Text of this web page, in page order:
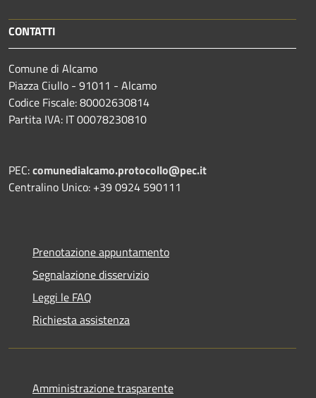
CONTATTI
Comune di Alcamo
Piazza Ciullo - 91011 - Alcamo
Codice Fiscale: 80002630814
Partita IVA: IT 00078230810
PEC:comunedialcamo.protocollo@pec.it
Centralino Unico: +39 0924 590111
Prenotazione appuntamento
Segnalazione disservizio
Leggi le FAQ
Richiesta assistenza
Amministrazione trasparente